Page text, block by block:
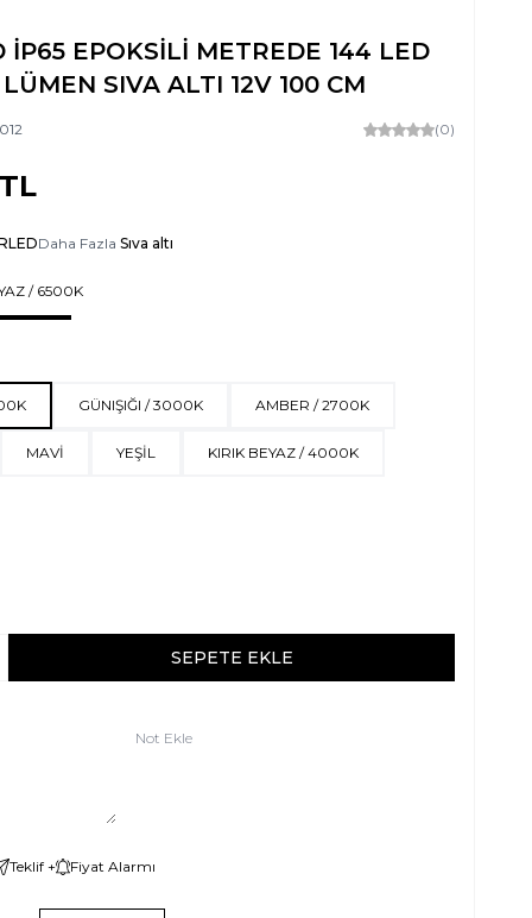
İP65 EPOKSİLİ METREDE 144 LED
SIVA ALTI 12V 100 CM
(0)
Daha Fazla Sıva altı
/ 6500K
GÜNIŞIĞI / 3000K AMBER / 2700K
MAVİ YEŞİL KIRIK BEYAZ / 4000K
SEPETE EKLE
Not Ekle
Teklif + Fiyat Alarmı